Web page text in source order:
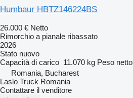
Humbaur HBTZ146224BS
26.000 € Netto
Rimorchio a pianale ribassato
2026
Stato nuovo
Capacità di carico 11.070 kg Peso netto
Romania, Bucharest
Laslo Truck Romania
Contattare il venditore